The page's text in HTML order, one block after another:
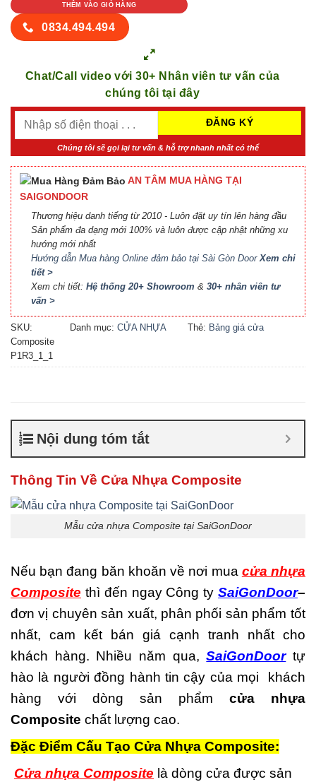
THÊM VÀO GIỎ HÀNG
0834.494.494
Chat/Call video với 30+ Nhân viên tư vấn của
chúng tôi tại đây
Chúng tôi sẽ gọi lại tư vấn & hỗ trợ nhanh nhất có thể
AN TÂM MUA HÀNG TẠI
SAIGONDOOR
Thương hiệu danh tiếng từ 2010 - Luôn đặt uy tín lên hàng đầu
Sản phẩm đa dạng mới 100% và luôn được cập nhật những xu
hướng mới nhất
Hướng dẫn Mua hàng Online đảm bảo tại Sài Gòn DoorXem chi
tiết >
Xem chi tiết: Hệ thống 20+ Showroom & 30+ nhân viên tư
vấn >
SKU:
Composite
P1R3_1_1
Danh mục: CỬA NHỰA
Thẻ: Bảng giá cửa
Composite giá bao nhiêu,
xuất cửa nhựa composite
Nội dung tóm tắt
Thông Tin Về Cửa Nhựa Composite
Mẫu cửa nhựa Composite tại SaiGonDoor
Nếu bạn đang băn khoăn về nơi mua cửa nhựa
Composite thì đến ngay Công ty SaiGonDoor–
đơn vị chuyên sản xuất, phân phối sản phẩm tốt
nhất, cam kết bán giá cạnh tranh nhất cho
khách hàng. Nhiều năm qua,SaiGonDoortự
hào là người đồng hành tin cậy của mọi khách
hàng với dòng sản phẩm cửa nhựa
Composite chất lượng cao.
Đặc Điểm Cấu Tạo Cửa Nhựa Composite:
Cửa nhựa Composite là dòng cửa được sản